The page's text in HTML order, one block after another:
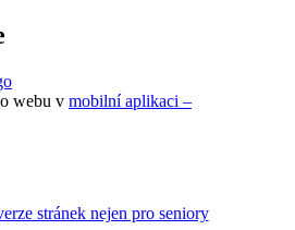
webu v mobilní aplikaci –
stránek nejen pro seniory